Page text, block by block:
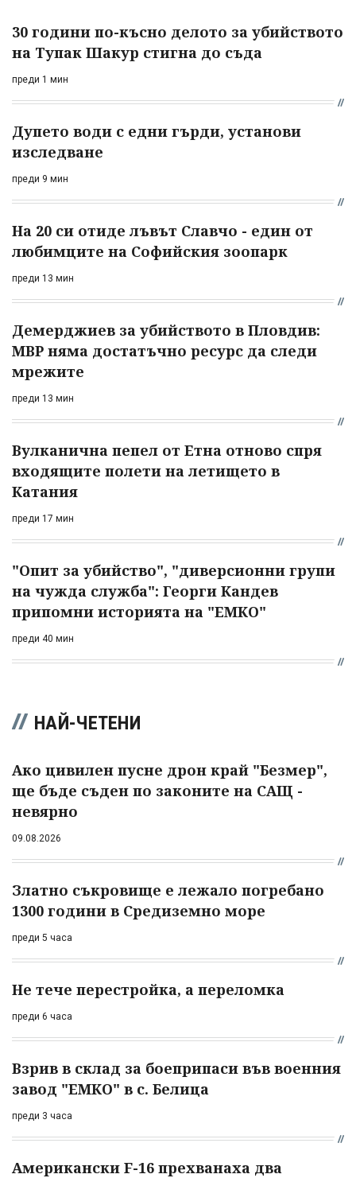
30 години по-късно делото за убийството
на Тупак Шакур стигна до съда
преди 1 мин
Дупето води с едни гърди, установи
изследване
преди 9 мин
На 20 си отиде лъвът Славчо - един от
любимците на Софийския зоопарк
преди 13 мин
Демерджиев за убийството в Пловдив:
МВР няма достатъчно ресурс да следи
мрежите
преди 13 мин
Вулканична пепел от Етна отново спря
входящите полети на летището в
Катания
преди 17 мин
"Опит за убийство", "диверсионни групи
на чужда служба": Георги Кандев
припомни историята на "ЕМКО"
преди 40 мин
НАЙ-ЧЕТЕНИ
Ако цивилен пусне дрон край "Безмер",
ще бъде съден по законите на САЩ -
невярно
09.08.2026
Златно съкровище е лежало погребано
1300 години в Средиземно море
преди 5 часа
Не тече перестройка, а переломка
преди 6 часа
Взрив в склад за боеприпаси във военния
завод "ЕМКО" в с. Белица
преди 3 часа
Американски F-16 прехванаха два